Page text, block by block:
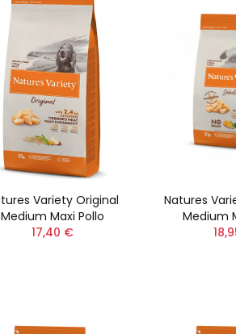
Variety Original
Medium Maxi Pollo
17,40 €
Natures
Medium